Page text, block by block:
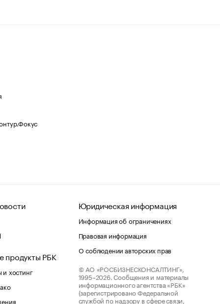
продукты РБК
хостинг
Юридическая информация
Информация об ограничениях
Правовая информация
О соблюдении авторских прав
© АО «РОСБИЗНЕСКОНСАЛТИНГ»,
1995–2026. Сообщения и материалы
информационного агентства «РБК»
(зарегистрировано Федеральной
службой по надзору в сфере связи,